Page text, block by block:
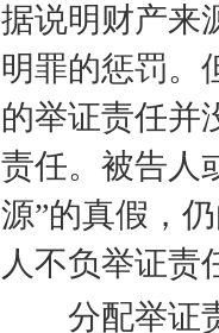
据说明财产来
明罪的惩罚。
的举证责任并
责任。被告人
源”的真假，
人不负举证责
分配举证责